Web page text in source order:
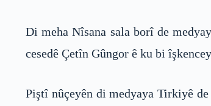
Di meha Nîsana sala borî de
cesedê Çetîn Gûngor ê ku bi
Piştî nûçeyên di medyaya Tirkiyê